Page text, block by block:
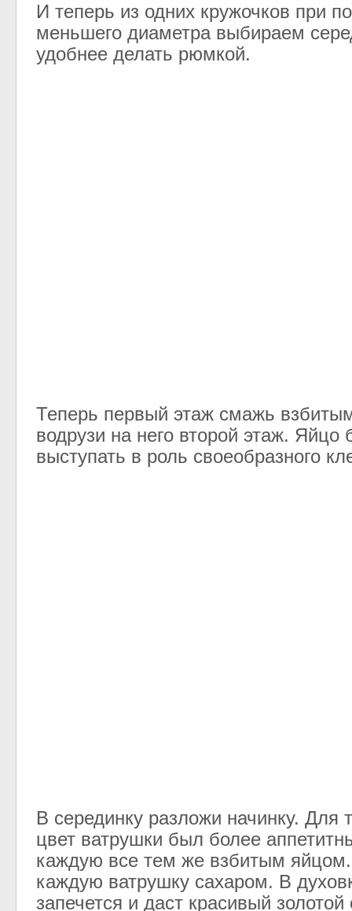
И теперь из одних кружочков при
меньшего диаметра выбираем
удобнее делать рюмкой.
Теперь первый этаж смажь
водрузи на него второй этаж. Яйцо
выступать в роль своеобразного
В серединку разложи начинку. Для
цвет ватрушки был более
каждую все тем же взбитым
каждую ватрушку сахаром. В
запечется и даст красивый золотой